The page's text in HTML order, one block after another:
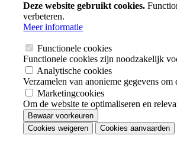
Deze website gebruikt cookies.
verbeteren.
Meer informatie
Functionele cookies
Functionele cookies zijn noodzakelijk
Analytische cookies
Verzamelen van anonieme gegevens om
Marketingcookies
Om de website te optimaliseren en
Bewaar voorkeuren
Cookies weigeren
Cookies aanvaarden